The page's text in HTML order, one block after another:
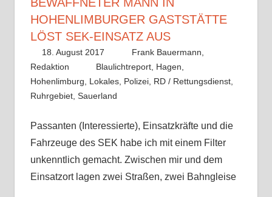
HOHENLIMBURGER GASTSTÄTTE
LÖST SEK-EINSATZ AUS
18. August 2017
Frank Bauermann,
Redaktion
Blaulichtreport Hagen
Hohenlimburg
Lokales, Polizei, RD / Rettungsdienst,
Ruhrgebiet, Sauerland
Passanten (Interessierte), Einsatzkräfte und die
Fahrzeuge des SEK habe ich mit einem Filter
unkenntlich gemacht. Zwischen mir und dem
Einsatzort lagen zwei Straßen, zwei Bahngleise